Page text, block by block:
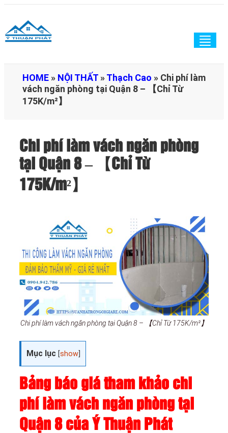
HOME » NỘI THẤT »Thạch Cao » Chi phí làm
vách ngăn phòng tại Quận 8 – 【Chỉ Từ
175K/m²】
Chi phí làm vách ngăn phòng
tại Quận 8 – 【Chỉ Từ
175K/m²】
Chi phí làm vách ngăn phòng tại Quận 8 – 【Chỉ Từ 175K/m²】
Mục lục [show
Bảng báo giá tham khảo chi
phí làm vách ngăn phòng tại
Quận 8 của Ý Thuận Phát